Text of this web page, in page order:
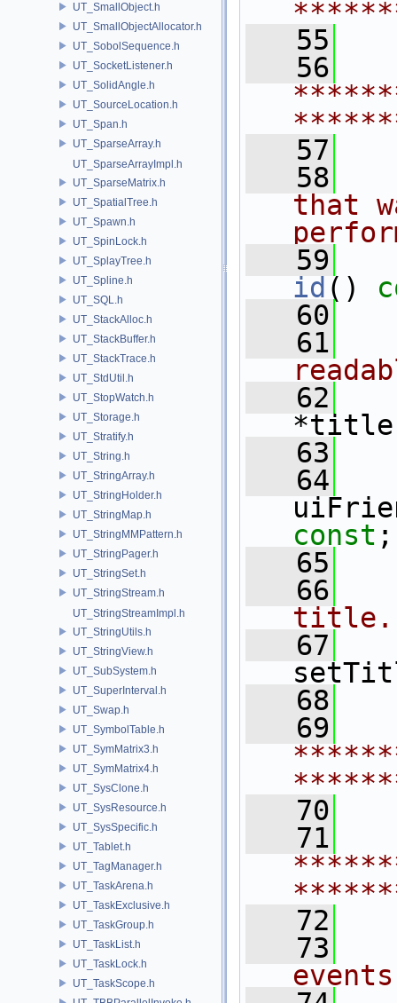
UT_SmallObject.h
UT_SmallObjectAllocator.h
UT_SobolSequence.h
UT_SocketListener.h
UT_SolidAngle.h
UT_SourceLocation.h
UT_Span.h
UT_SparseArray.h
UT_SparseArrayImpl.h
UT_SparseMatrix.h
UT_SpatialTree.h
UT_Spawn.h
UT_SpinLock.h
UT_SplayTree.h
UT_Spline.h
UT_SQL.h
UT_StackAlloc.h
UT_StackBuffer.h
UT_StackTrace.h
UT_StdUtil.h
UT_StopWatch.h
UT_Storage.h
UT_Stratify.h
UT_String.h
UT_StringArray.h
UT_StringHolder.h
UT_StringMap.h
UT_StringMMPattern.h
UT_StringPager.h
UT_StringSet.h
UT_StringStream.h
UT_StringStreamImpl.h
UT_StringUtils.h
UT_StringView.h
UT_SubSystem.h
UT_SuperInterval.h
UT_Swap.h
UT_SymbolTable.h
UT_SymMatrix3.h
UT_SymMatrix4.h
UT_SysClone.h
UT_SysResource.h
UT_SysSpecific.h
UT_Tablet.h
UT_TagManager.h
UT_TaskArena.h
UT_TaskExclusive.h
UT_TaskGroup.h
UT_TaskList.h
UT_TaskLock.h
UT_TaskScope.h
   55
   56
   57
   58
that
   59
id ()
   60
   61
   62
   63
   64
const ;
   65
   66
title.
   67
   68
   69
   70
   71
   72
   73